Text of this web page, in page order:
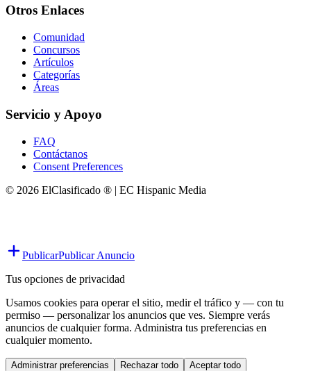
Otros Enlaces
Comunidad
Concursos
Artículos
Categorías
Áreas
Servicio y Apoyo
FAQ
Contáctanos
Consent Preferences
© 2026 ElClasificado ® | EC Hispanic Media
PublicarPublicar Anuncio
Tus opciones de privacidad
Usamos cookies para operar el sitio, medir el tráfico y — con tu
permiso — personalizar los anuncios que ves. Siempre verás
anuncios de cualquier forma. Administra tus preferencias en
cualquier momento.
Administrar preferencias Rechazar todo Aceptar todo